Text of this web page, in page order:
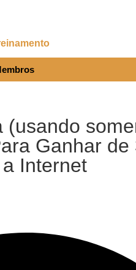
Ganhar
Internet